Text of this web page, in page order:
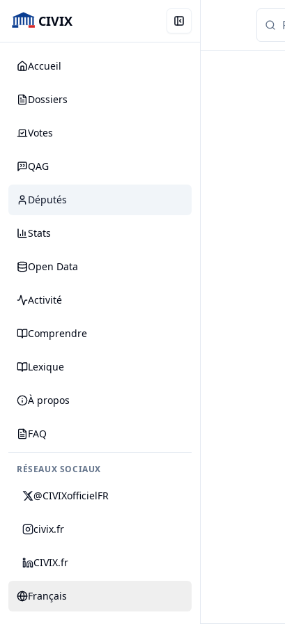
CIVIX
Accueil
Dossiers
Votes
QAG
Députés
Stats
Open Data
Activité
Comprendre
Lexique
À propos
FAQ
RÉSEAUX SOCIAUX
@CIVIXofficielFR
civix.fr
CIVIX.fr
Français